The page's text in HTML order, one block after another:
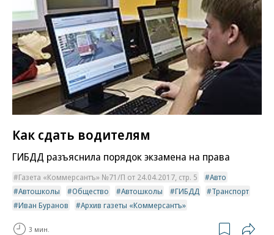
Как сдать водителям
ГИБДД разъяснила порядок экзамена на права
Газета «Коммерсантъ» №71/П от 24.04.2017, стр. 5
Авто
Автошколы
Общество Автошколы ГИБДД
Транспорт
Иван Буранов
Архив газеты «Коммерсантъ»
3 мин.